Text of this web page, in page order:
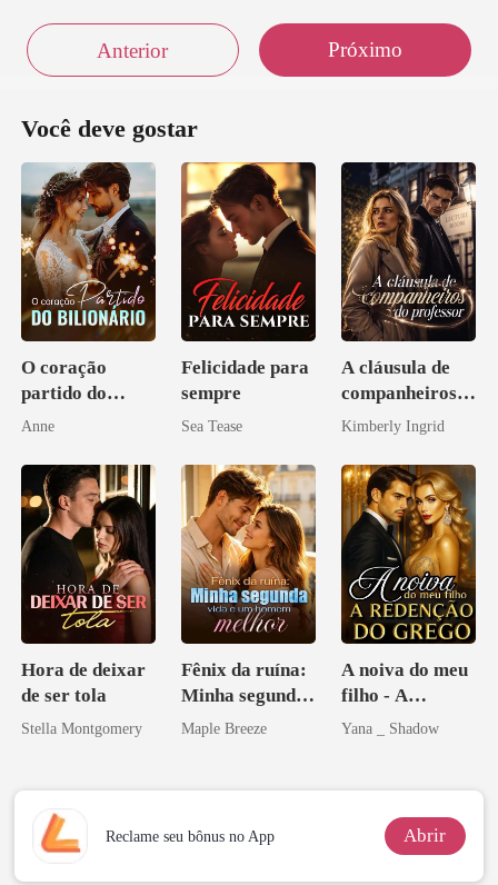
Anterior Próximo
Você deve gostar
O coração
partido do
bilionário
Anne
Felicidade para
sempre
Sea Tease
A cláusula de
companheiros
do professor
Kimberly Ingrid
Hora de deixar
de ser tola
Stella Montgomery
Fênix da ruína:
Minha segunda
vida e um
Maple Breeze
A noiva do meu
filho - A
Redenção do
Yana _ Shadow
Reclame seu bônus no App Abrir